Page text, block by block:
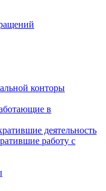
конторы
в
деятельность
работу с